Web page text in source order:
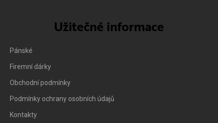
Užitečné informace
Pánské
Firemní dárky
Obchodní podmínky
Podmínky ochrany osobních údajů
Kontakty